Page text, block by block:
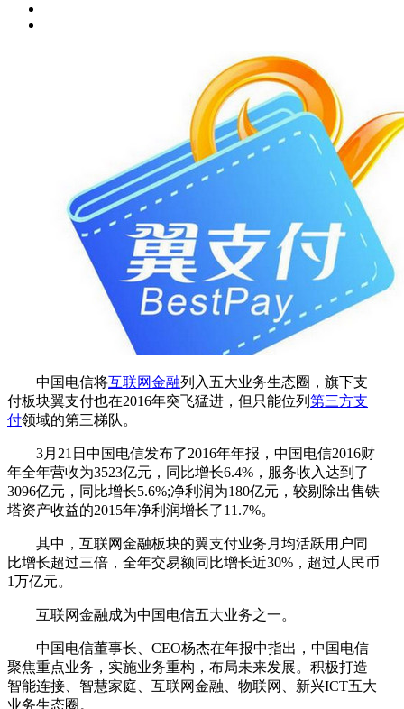
中国电信将互联网金融列入五大业务生态圈，旗下支
付板块翼支付也在2016年突飞猛进，但只能位列 第三方支
付领域的第三梯队。
3月21日中国电信发布了2016年年报，中国电信2016财
年全年营收为3523亿元，同比增长6.4%，服务收入达到了
3096亿元，同比增长5.6%;净利润为180亿元，较剔除出售铁
塔资产收益的2015年净利润增长了11.7%。
其中，互联网金融板块的翼支付业务月均活跃用户同
比增长超过三倍，全年交易额同比增长近30%，超过人民币
1万亿元。
互联网金融成为中国电信五大业务之一。
中国电信董事长、CEO杨杰在年报中指出，中国电信
聚焦重点业务，实施业务重构，布局未来发展。积极打造
智能连接、智慧家庭、互联网金融、物联网、新兴ICT五大
业务生态圈。